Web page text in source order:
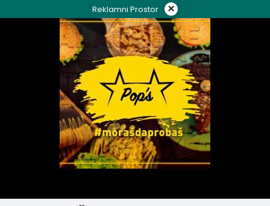
to
Reklamni Prostor ×